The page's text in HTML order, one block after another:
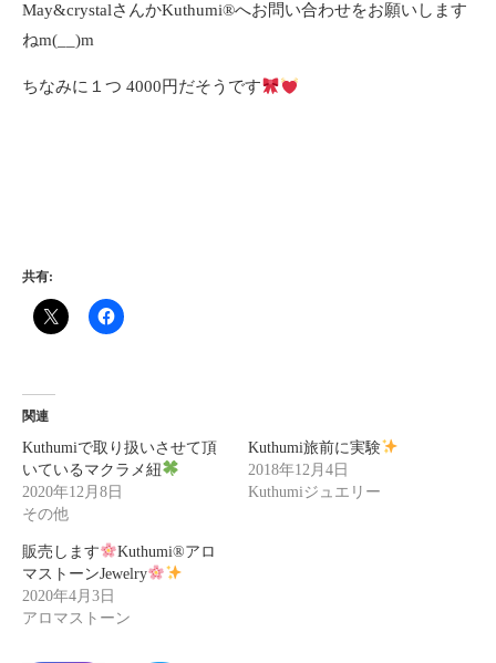
May&crystalさんかKuthumi®️へお問い合わせをお願いします
ねm(__)m
ちなみに１つ 4000円だそうです
共有:
関連
Kuthumiで取り扱いさせて頂
いているマクラメ紐
2020年12月8日
その他
Kuthumi旅前に実験
2018年12月4日
Kuthumiジュエリー
販売します Kuthumi®️アロ
マストーンJewelry
2020年4月3日
アロマストーン